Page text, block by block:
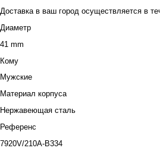
Доставка в ваш город осуществляется в
Диаметр
41 mm
Кому
Мужские
Материал корпуса
Нержавеющая сталь
Референс
7920V/210A-B334